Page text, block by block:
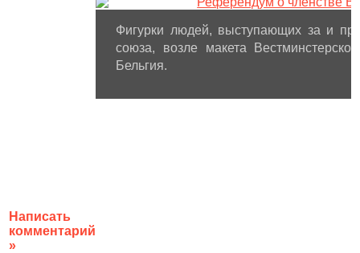
Написать
комментарий
»
Фигурки людей, выступающих за и
союза, возле макета
Бельгия.